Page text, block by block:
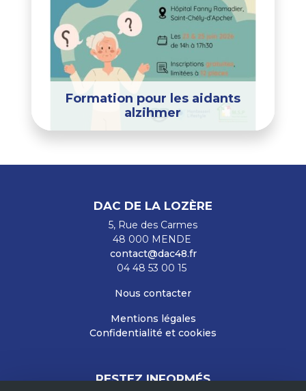
Formation pour les aidants
alzihmer
DAC DE LA LOZÈRE
5, Rue des Carmes
48 000 MENDE
contact@dac48.fr
04 48 53 00 15
Nous contacter
Mentions légales
Confidentialité et cookies
RESTEZ INFORMÉS